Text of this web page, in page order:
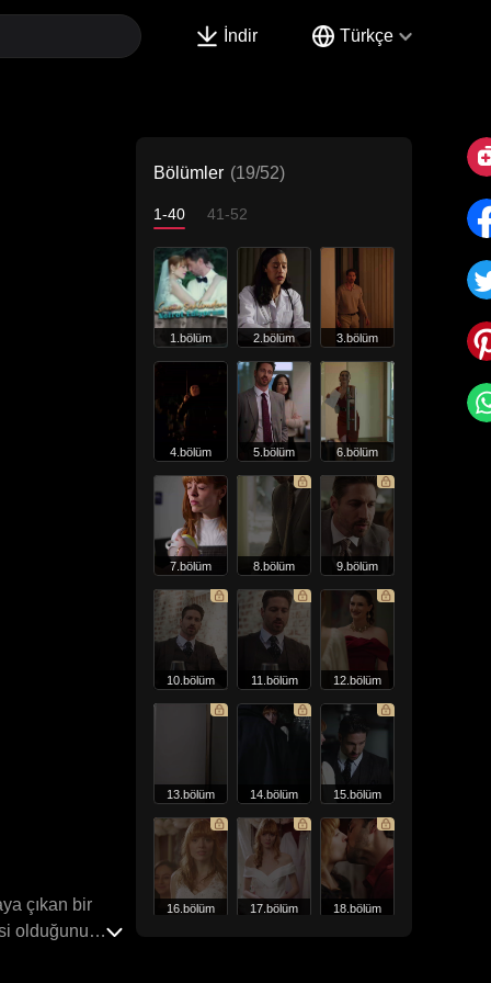
İndir Türkçe
çıkan bir
olduğunu
Bölümler (19/52)
1-40 41-52
1.bölüm 2.bölüm 3.bölüm
4.bölüm 5.bölüm 6.bölüm
7.bölüm 8.bölüm 9.bölüm
10.bölüm 11.bölüm 12.bölüm
13.bölüm 14.bölüm 15.bölüm
16.bölüm 17.bölüm 18.bölüm